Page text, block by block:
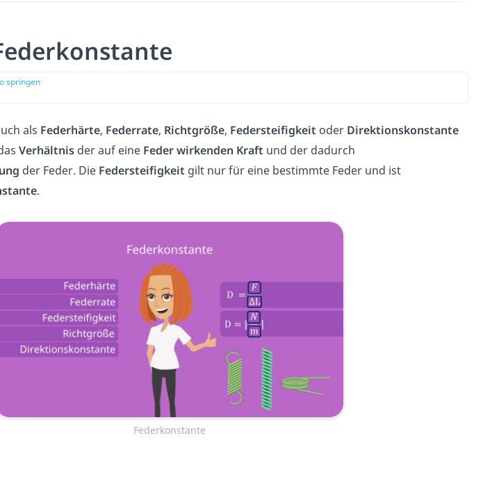
springen
als Federhärte, Federrate, Richtgröße, Federsteifigkeit oder Direktionskonstante
Verhältnis der auf eine Federwirkenden Kraft und der dadurch
der Feder. Die Federsteifigkeit gilt nur für eine bestimmte Feder und ist
.
Federkonstante